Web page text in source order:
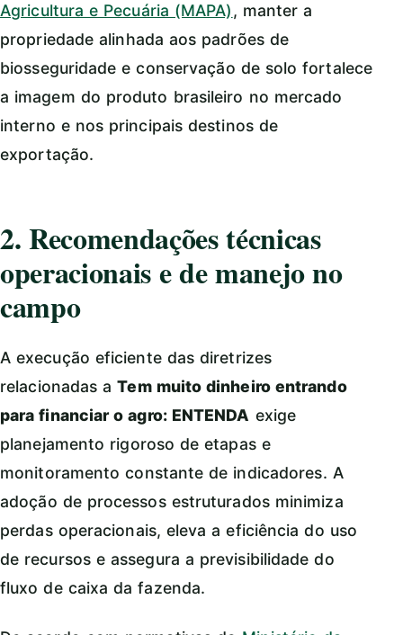
Agricultura e Pecuária (MAPA), manter a
propriedade alinhada aos padrões de
biosseguridade e conservação de solo fortalece
a imagem do produto brasileiro no mercado
interno e nos principais destinos de
exportação.
2. Recomendações técnicas
operacionais e de manejo no
campo
A execução eficiente das diretrizes
relacionadas aTem muito dinheiro entrando
para financiar o agro: ENTENDA exige
planejamento rigoroso de etapas e
monitoramento constante de indicadores. A
adoção de processos estruturados minimiza
perdas operacionais, eleva a eficiência do uso
de recursos e assegura a previsibilidade do
fluxo de caixa da fazenda.